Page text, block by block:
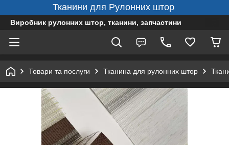
Тканини для Рулонних штор
Виробник рулонних штор, тканини, запчастини
Товари та послуги Тканина для рулонних штор